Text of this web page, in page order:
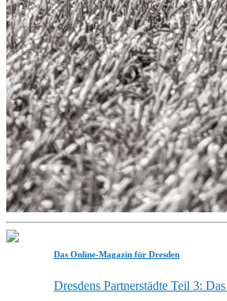
Das Online-Magazin für Dresden
Dresdens Partnerstädte Teil 3: